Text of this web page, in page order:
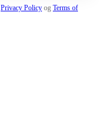
Privacy Policy og Terms of